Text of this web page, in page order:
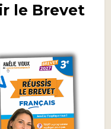
le Brevet